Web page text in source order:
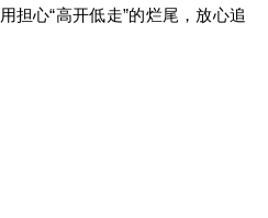
担心“高开低走”的烂尾，放心追